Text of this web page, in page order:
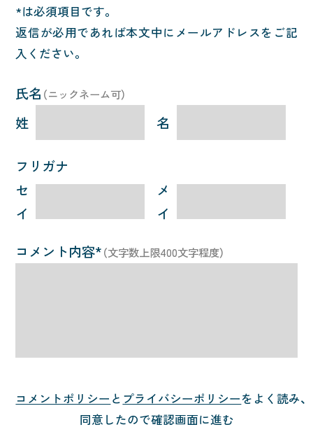
事業の概要
プロジェクトメンバー
お問い合わせ
質問する
*は必須項目です。
返信が必用であれば本文中にメールアドレスをご記
入ください。
氏名 （ニックネーム可）
姓 名
フリガナ
セ
イ
メ
イ
コメント内容*（文字数上限400文字程度）
コメントポリシー と プライバシーポリシーをよく読み、
同意したので確認画面に進む